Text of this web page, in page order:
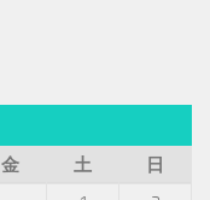
金 土
日